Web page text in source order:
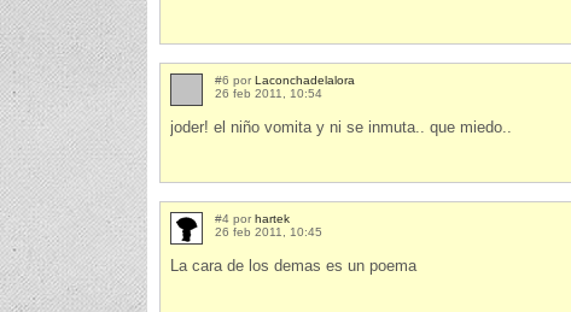
#6 por Laconchadelalora
26 feb 2011, 10:54
joder! el niño vomita y ni se inmuta.. que miedo..
#4 por hartek
26 feb 2011, 10:45
La cara de los demas es un poema